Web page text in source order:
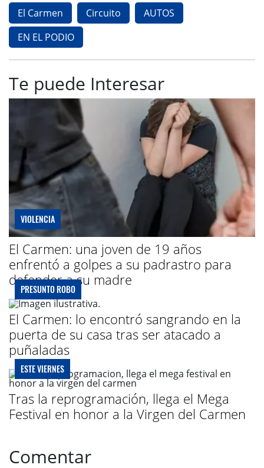
El Carmen Circuito
AUTOS
EN EL PODIO
Te puede Interesar
VIOLENCIA
El Carmen: una joven de 19 años
enfrentó a golpes a su padrastro para
defender a su madre
PRESUNTO ROBO
El Carmen: lo encontró sangrando en la
puerta de su casa tras ser atacado a
puñaladas
ESTE VIERNES
Tras la reprogramación, llega el Mega
Festival en honor a la Virgen del Carmen
Comentar